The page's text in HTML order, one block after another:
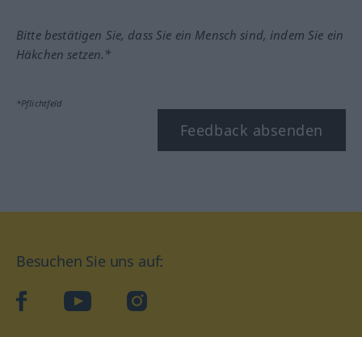
Bitte bestätigen Sie, dass Sie ein Mensch sind, indem Sie ein
Häkchen setzen.*
*Pflichtfeld
Feedback absenden
Besuchen Sie uns auf:
facebookYouTube Instagram